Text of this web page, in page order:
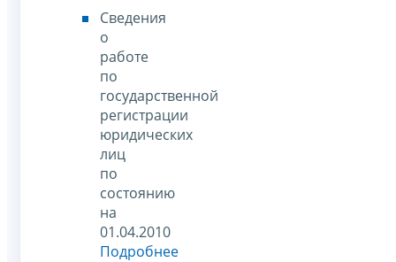
Сведения
о
работе
по
государственной
регистрации
юридических
лиц
по
состоянию
на
01.04.2010
Подробнее